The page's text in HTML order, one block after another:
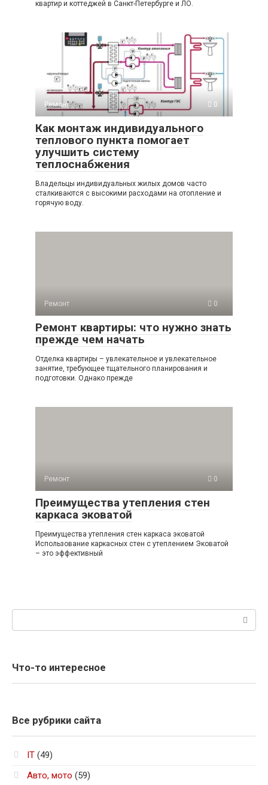
квартир и коттеджей в Санкт-Петербурге и ЛО.
Ремонт 0
Как монтаж индивидуального
теплового пункта помогает
улучшить систему
теплоснабжения
Владельцы индивидуальных жилых домов часто
сталкиваются с высокими расходами на отопление и
горячую воду.
Ремонт 0
Ремонт квартиры: что нужно знать
прежде чем начать
Отделка квартиры – увлекательное и увлекательное
занятие, требующее тщательного планирования и
подготовки. Однако прежде
Ремонт 0
Преимущества утепления стен
каркаса эковатой
Преимущества утепления стен каркаса эковатой
Использование каркасных стен с утеплением Эковатой
– это эффективный
Что-то интересное
Все рубрики сайта
IT (49)
Авто, мото (59)